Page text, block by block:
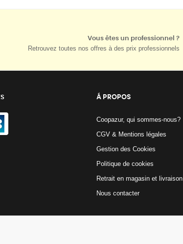
Vous êtes un professionnel ?
Retrouvez toutes nos offres à des prix professionnels
Á PROPOS
Coopazur, qui sommes-nous?
CGV & Mentions légales
Gestion des Cookies
Politique de cookies
Retrait en magasin et livraison
Nous contacter